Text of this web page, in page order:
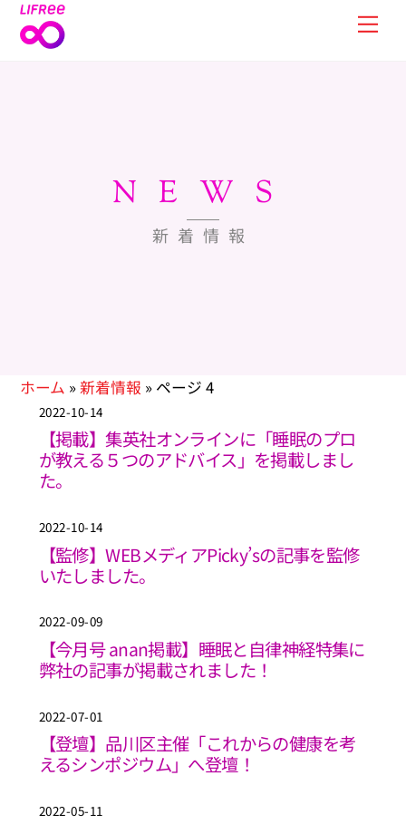
Skip
NEWS
新着情報
ホーム »新着情報 » ページ 4
2022-10-14
【掲載】集英社オンラインに「睡眠のプロ
が教える５つのアドバイス」を掲載しまし
た。
2022-10-14
【監修】WEBメディアPicky’sの記事を監修
いたしました。
2022-09-09
【今月号 anan掲載】睡眠と自律神経特集に
弊社の記事が掲載されました！
2022-07-01
【登壇】品川区主催「これからの健康を考
えるシンポジウム」へ登壇！
2022-05-11